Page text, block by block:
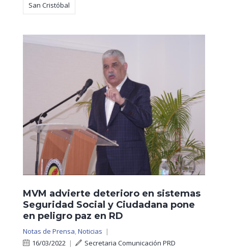
San Cristóbal
MVM advierte deterioro en sistemas
Seguridad Social y Ciudadana pone
en peligro paz en RD
Notas de Prensa,Noticias |
16/03/2022 | Secretaria Comunicación PRD